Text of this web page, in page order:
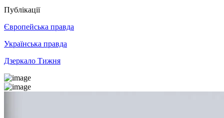
Публікації
Європейська правда
Українська правда
Дзеркало Тижня